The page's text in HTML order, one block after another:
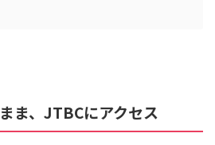
ま、JTBCにアクセス